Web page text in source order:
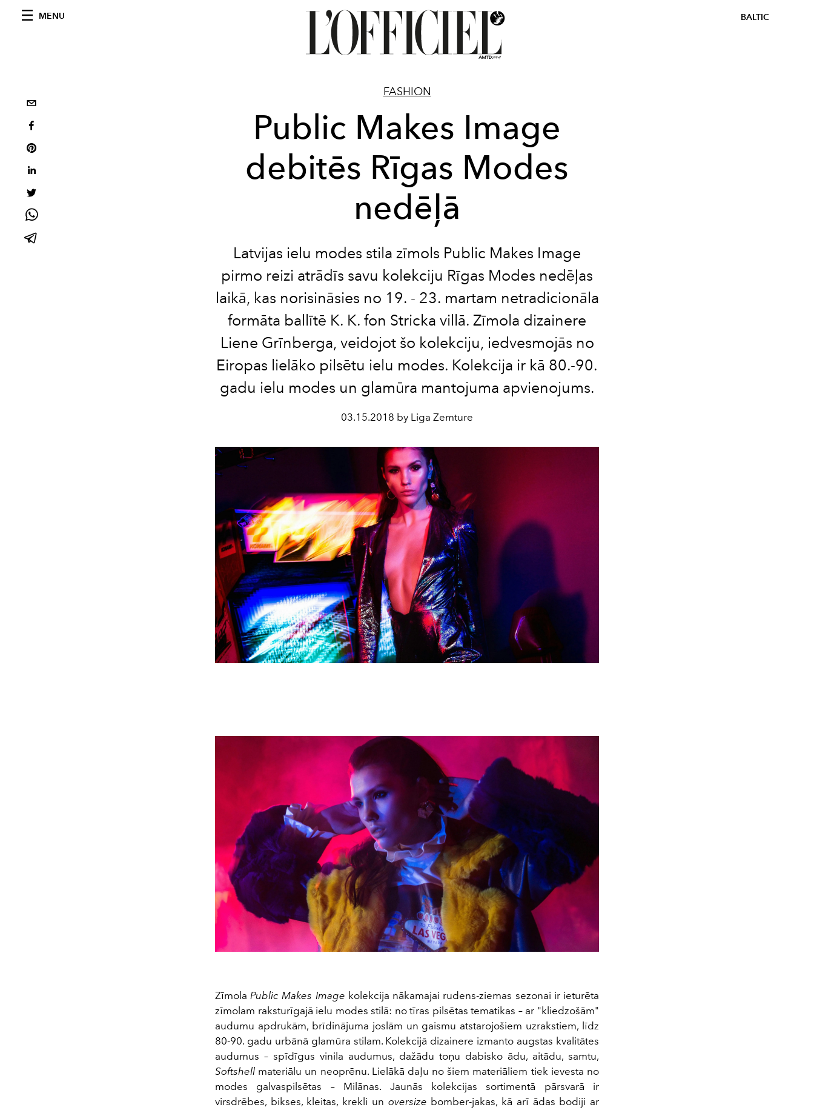
MENU BALTIC
FASHION
Public Makes Image
debitēs Rīgas Modes
nedēļā
Latvijas ielu modes stila zīmols Public Makes Image
pirmo reizi atrādīs savu kolekciju Rīgas Modes nedēļas
laikā, kas norisināsies no 19. - 23. martam netradicionāla
formāta ballītē K. K. fon Stricka villā. Zīmola dizainere
Liene Grīnberga, veidojot šo kolekciju, iedvesmojās no
Eiropas lielāko pilsētu ielu modes. Kolekcija ir kā 80.-90.
gadu ielu modes un glamūra mantojuma apvienojums.
03.15.2018 by Liga Zemture
ZīmolaPublic Makes Image kolekcija nākamajai rudens-ziemas sezonai ir ieturēta
zīmolam raksturīgajā ielu modes stilā: no tīras pilsētas tematikas – ar "kliedzošām"
audumu apdrukām, brīdinājuma joslām un gaismu atstarojošiem uzrakstiem, līdz
80-90. gadu urbānā glamūra stilam. Kolekcijā dizainere izmanto augstas kvalitātes
audumus – spīdīgus vinila audumus, dažādu toņu dabisko ādu, aitādu, samtu,
Softshell materiālu un neoprēnu. Lielākā daļu no šiem materiāliem tiek ievesta no
modes galvaspilsētas – Milānas. Jaunās kolekcijas sortimentā pārsvarā ir
virsdrēbes, bikses, kleitas, krekli un oversize bomber-jakas, kā arī ādas bodiji ar